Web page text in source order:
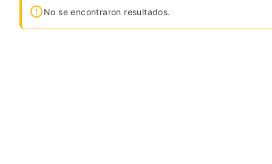
No se encontraron resultados.